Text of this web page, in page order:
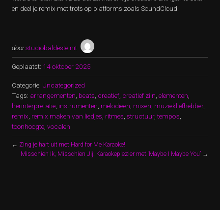
en deel je remix met trots op platforms zoals SoundCloud!
doorstudiobaldesteinit
Geplaatst: 14 oktober 2025
Categorie: Uncategorized
Tags: arrangementen, beats, creatief, creatief zijn, elementen,
herinterpretatie, instrumenten, melodieën, mixen, muziekliefhebber,
remix, remix maken van liedjes, ritmes, structuur,tempo's,
toonhoogte, vocalen
← Zing je hart uit met Hard for Me Karaoke!
Misschien Ik, Misschien Jij: Karaokeplezier met ‘Maybe I Maybe You’ →